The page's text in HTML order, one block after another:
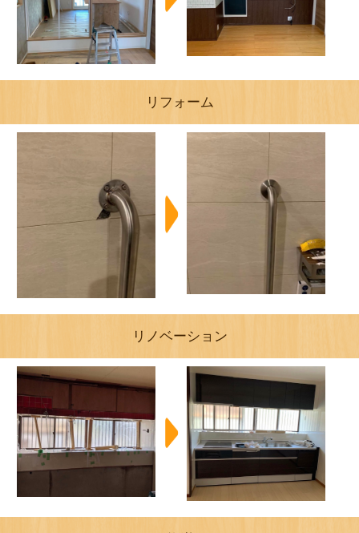
リフォーム
リノベーション